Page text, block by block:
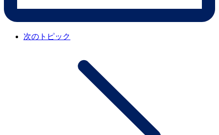
次のトピック